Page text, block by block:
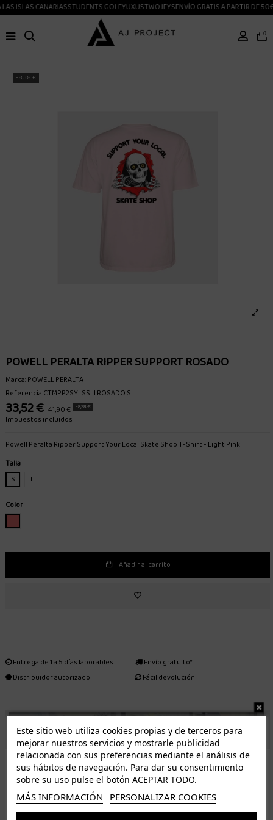
ISLAS CANARIASSTUDENTS GOLFYUXUSTWOJEYSENVÍO GRATIS A PARTIR DE 50€
0
-8,38 €
POWELL PERALTA RIPPER SUPPORT ROSADO
Marca:POWELL PERALTA
ReferenciaCTMPP2SYLSSLI.ROSADO.S
33,52 € 41,90 € -8,38 €
Impuestos incluidos
Powell Peralta Ripper Support Your Local Skate Shop T-Shirt - Light Pink
Talla
S
L
Color
Añadir al carrito
Entrega de 1 a 5 días laborables.
Distribuidor autorizado
Envío gratuito*
Fácil devolución
ENVÍO GRATUITO *
ISLAS CANARIAS
Tenerife 3.50€. Gratis a partir de 50€
Resto de islas 5€. Gratis a partir de 50€
Este sitio web utiliza cookies propias y de terceros para
mejorar nuestros servicios y mostrarle publicidad
relacionada con sus preferencias mediante el análisis de
sus hábitos de navegación. Para dar su consentimiento
sobre su uso pulse el botón ACEPTAR TODO.
MÁS INFORMACIÓN PERSONALIZAR COOKIES